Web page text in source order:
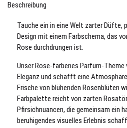
Beschreibung
Tauche ein in eine Welt zarter
Design mit einem Farbschema, das
Rose durchdrungen ist.
Unser Rose-farbenes Parfüm-
Eleganz und schafft eine
Frische von blühenden Rosenblüten
Farbpalette reicht von zarten
Pfirsichnuancen, die gemeinsam ein
beruhigendes visuelles Erlebnis